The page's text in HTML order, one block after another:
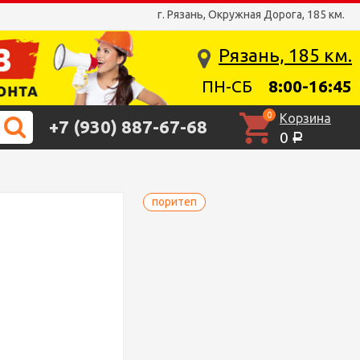
г. Рязань, Окружная Дорога, 185 км.
Рязань, 185 км.
ПН-СБ 8:00-16:45
+7 (930) 887-67-68
0 Корзина
0 Р
поритеп